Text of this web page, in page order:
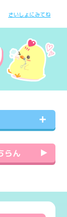
さいしょにみてね
らん